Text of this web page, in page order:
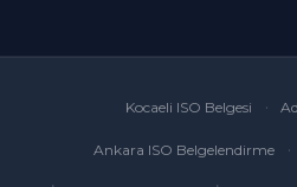
Kocaeli ISO Belgesi
Ankara ISO Belgelendirme